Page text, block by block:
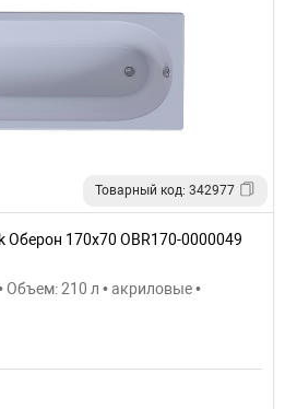
Товарный код: 342977
170х70 OBR170-0000049
Объем: 210 л • акриловые •